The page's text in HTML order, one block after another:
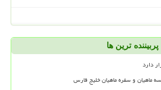
پربیننده ترین ها
دارد
ماهیان و سفره ماهیان خلیج فارس